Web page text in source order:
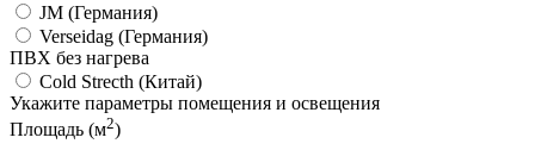
JM (Германия)
Verseidag (Германия)
ПВХ без нагрева
Cold Strecth (Китай)
Укажите параметры помещения и освещения
Площадь (м2)